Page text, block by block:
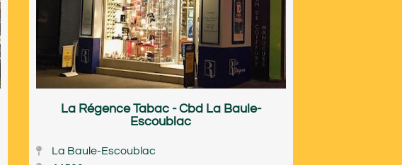
La Régence Tabac - Cbd La Baule-
Escoublac
La Baule-Escoublac